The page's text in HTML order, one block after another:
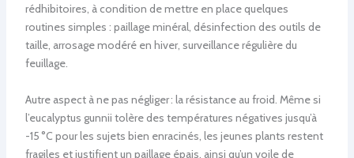
rédhibitoires, à condition de mettre en place quelques
routines simples : paillage minéral, désinfection des outils de
taille, arrosage modéré en hiver, surveillance régulière du
feuillage.
Autre aspect à ne pas négliger : la résistance au froid. Même si
l’eucalyptus gunnii tolère des températures négatives jusqu’à
-15 °C pour les sujets bien enracinés, les jeunes plants restent
fragiles et justifient un paillage épais, ainsi qu’un voile de